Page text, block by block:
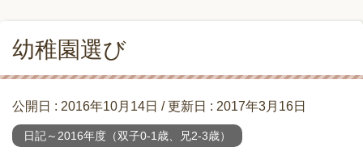
幼稚園選び
公開日 : 2016年10月14日 / 更新日 : 2017年3月16日
日記～2016年度（双子0-1歳、兄2-3歳）